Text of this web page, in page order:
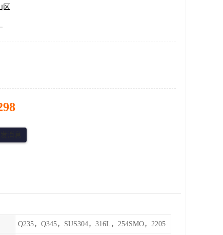
区
Q235，Q345，SUS304，316L，254SMO，2205